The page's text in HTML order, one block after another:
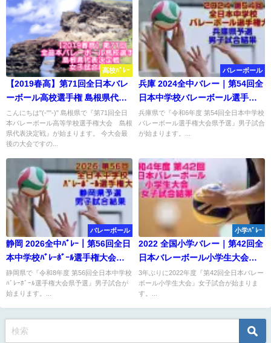
高校ﾊﾞﾚｰ
【2019春高】第71回全日本バレ
ーボール高校選手権 島根県代表
決定戦 女子試合結果
こんにちは"(-""-)" 島根県で『第71回全日
本バレーボール高等学校選手権大会 島根
県代表決定戦』が始まります。 今大会最
後の大会ですの...
バレーボール
兵庫 2024全中バレー｜第54回全
日本中学校バレーボール選手権
大会県予選 男子結果
兵庫県で『令和6年度 第54回全日本中学校
バレーボール選手権大会県予選』男子試合
が始まります。...
バレーボール
静岡 2026全中ﾊﾞﾚｰ｜第56回全日
本中学校ﾊﾞﾚｰﾎﾞｰﾙ選手権大会県
予選 男子結果
静岡県で『令和8年度 第56回全日本中学校
ﾊﾞﾚｰﾎﾞｰﾙ選手権大会県予選』男子試合が
始まります。...
小学ﾊﾞﾚｰ
2022 全国小学バレー｜第42回全
日本バレーボール小学生大会
女子試合結果
3年ぶりに2022年度『第42回全日本バレー
ボール小学生大会』女子試合が始まりま
す。...